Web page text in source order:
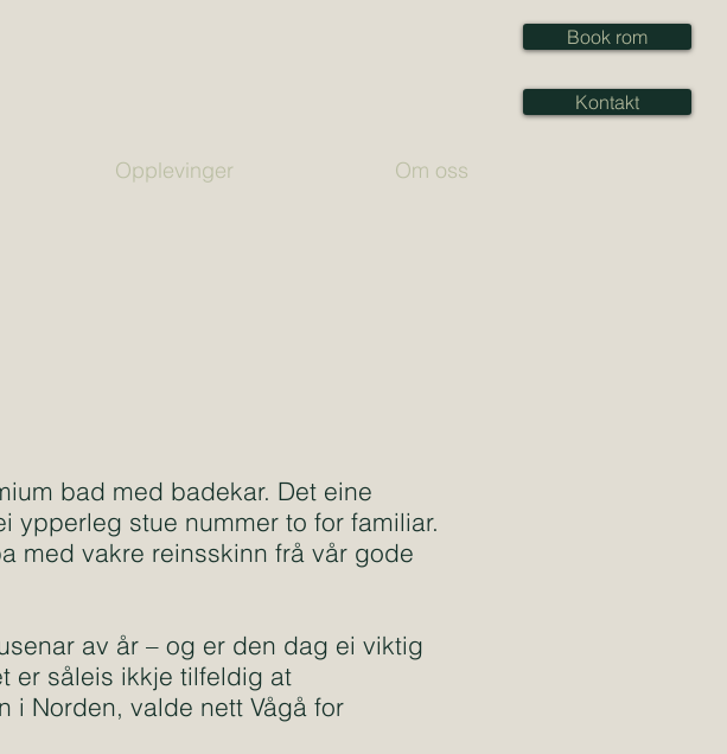
Book rom
Kontakt
Opplevinger Om oss
bad med badekar. Det eine
ypperleg stue nummer to for familiar.
med vakre reinsskinn frå vår gode
av år – og er den dag ei viktig
er såleis ikkje tilfeldig at
i Norden, valde nett Vågå for